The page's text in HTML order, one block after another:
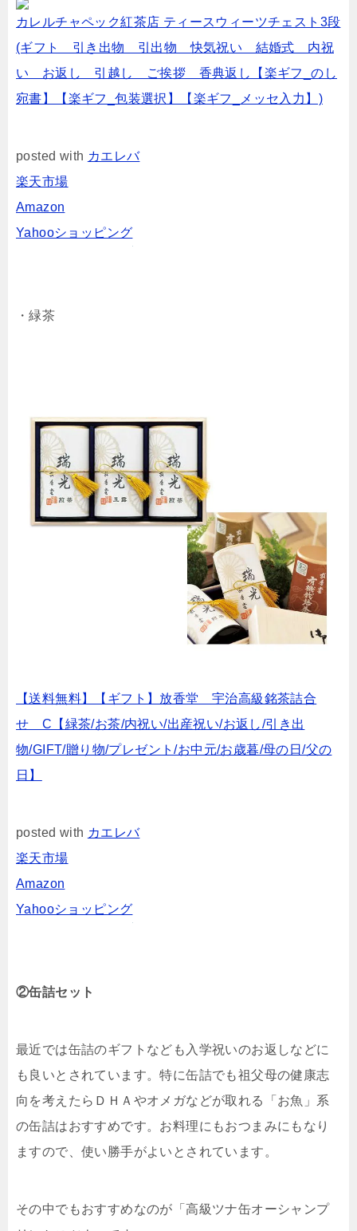
カレルチャペック紅茶店 ティースウィーツチェスト3段
(ギフト 引き出物 引出物 快気祝い 結婚式 内祝
い お返し 引越し ご挨拶 香典返し【楽ギフ_のし
宛書】【楽ギフ_包装選択】【楽ギフ_メッセ入力】)
posted with カエレバ
楽天市場
Amazon
Yahooショッピング
・緑茶
【送料無料】【ギフト】放香堂 宇治高級銘茶詰合
せ C【緑茶/お茶/内祝い/出産祝い/お返し/引き出
物/GIFT/贈り物/プレゼント/お中元/お歳暮/母の日/父の
日】
posted with カエレバ
楽天市場
Amazon
Yahooショッピング
②缶詰セット
最近では缶詰のギフトなども入学祝いのお返しなどに
も良いとされています。特に缶詰でも祖父母の健康志
向を考えたらＤＨＡやオメガなどが取れる「お魚」系
の缶詰はおすすめです。お料理にもおつまみにもなり
ますので、使い勝手がよいとされています。
その中でもおすすめなのが「高級ツナ缶オーシャンプ